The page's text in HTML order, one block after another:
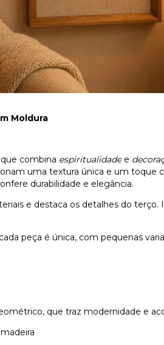
Moldura
combina espiritualidade e
uma textura única e um toque
durabilidade e elegância.
e destaca os detalhes do terço.
peça é única, com pequenas
que traz modernidade e